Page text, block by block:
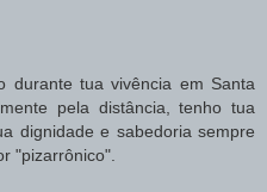
durante tua vivência em Santa
pela distância, tenho tua
dignidade e sabedoria sempre
"pizarrônico".